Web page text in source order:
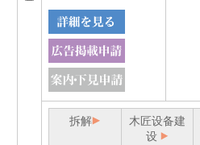
拆解
木匠设备建
设